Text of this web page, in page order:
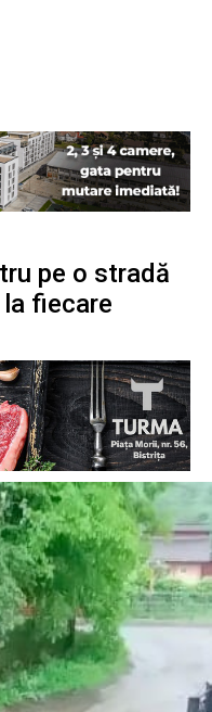
pe o stradă
fiecare